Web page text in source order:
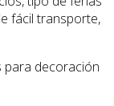
fácil transporte,